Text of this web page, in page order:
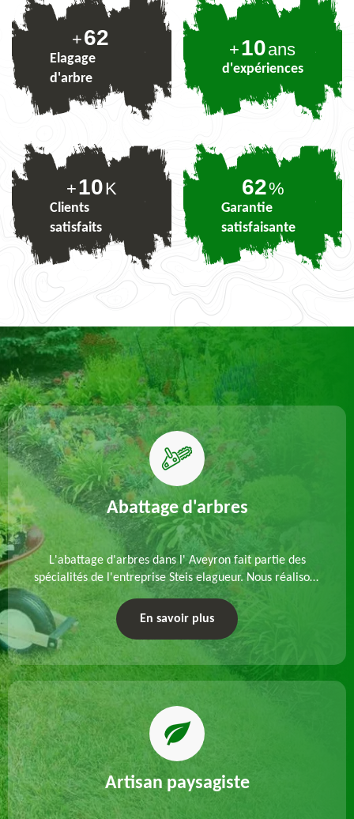
+76
Elagage
d'arbre
+10ans
d'expériences
+10K
Clients
satisfaits
76%
Garantie
satisfaisante
Abattage d'arbres
L'abattage d'arbres dans l' Aveyron fait partie des
spécialités de l'entreprise Steis elagueur. Nous réalisons
un abattage direct ou par démontage, tenant compte
des particularités du site et des végétaux.
En savoir plus
Artisan paysagiste